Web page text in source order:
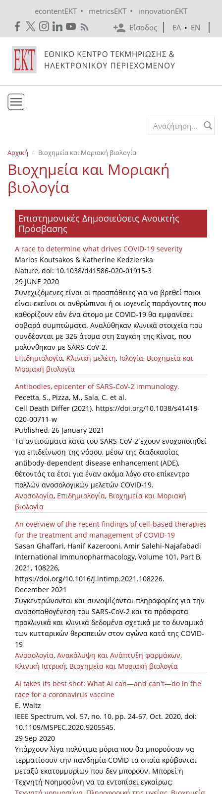
econtentEKT • metricsEKT •
innovationEKT
Είσοδος
ΕΛ • EN
Εκδόσεις
Ενημέρωση
Επικοινωνία
Search form
Αρχική Βιοχημεία και Μοριακή βιολογία
Βιοχημεία και Μοριακή
βιολογία
Επιστημονικές Δημοσιεύσεις Ανοικτής
Πρόσβασης
A race to determine what drives COVID-19 severity
Marios Koutsakos & Katherine Kedzierska
Nature, doi: 10.1038/d41586-020-01915-3
29 JUNE 2020
Συνεχιζόμενες είναι οι προσπάθειες για να βρεθεί ποιοι
είναι εκείνοι οι ανθρώπινοι ή οι ιογενείς παράγοντες που
καθορίζουν εάν ένα άτομο με COVID-19 θα εμφανίσει
σοβαρά συμπτώματα. Αναλύθηκαν κλινικά στοιχεία που
συνδέονται με 326 άτομα στη Σαγκάη της Κίνας, που
μολύνθηκαν με SARS-CoV-2.
Επιδημιολογία, Κλινική μελέτη, Ιολογία, Βιοχημεία και
Μοριακή βιολογία
Antibodies, epicenter of SARS-CoV-2 immunology.
Pecetta, S., Pizza, M., Sala, C. et al.
Cell Death Differ (2021). https://doi.org/10.1038/s41418-
020-00711-w
Published, 26 January 2021
Τα αντισώματα κατά του SARS-CoV-2 έχουν ενοχοποιηθεί
για επιδείνωση της νόσου, μέσω της διαδικασίας
antibody-dependent disease enhancement (ADE),
θέτοντάς τα έτσι για έναν ακόμα λόγο στο επίκεντρο
πολλών ανοσολογικών μελετών COVID-19.
Ανοσολογία, Επιδημιολογία, Βιοχημεία και Μοριακή
βιολογία
An overview of the recent findings of cell-based therapies
for the treatment and management of COVID-19
Sasan Ghaffari, Hanif Kazerooni, Amir Salehi-Najafabadi
International Immunopharmacology, Volume 101, Part B,
2021, 108226,
https://doi.org/10.1016/j.intimp.2021.108226.
December 2021
Συγκεντρώνονται και συνοψίζονται πληροφορίες για την
ανοσοπαθογένεση του SARS-CoV-2 και τα πρόσφατα
προκλινικά και κλινικά δεδομένα σχετικά με το δυναμικό
των κυτταρικών θεραπειών στον αγώνα κατά της COVID-
19
Ανοσολογία, Ανακάλυψη και Ανάπτυξη φαρμάκων,
Κλινική Ιατρική, Βιοχημεία και Μοριακή βιολογία
AI takes its best shot: What AI can—and can't—do in the
race for a coronavirus vaccine
E. Waltz
IEEE Spectrum, vol. 57, no. 10, pp. 24-67, Oct. 2020, doi:
10.1109/MSPEC.2020.9205545.
29 Sep 2020
Υπάρχουν λίγα πολύτιμα μόρια που θα μπορούσαν να
τερματίσουν την πανδημία COVID τα οποία κρύβονται
μεταξύ εκατομμυρίων που δεν μπορούν. Μπορεί η
Τεχνητή Νοημοσύνη να τα εντοπίσει εγκαίρως;